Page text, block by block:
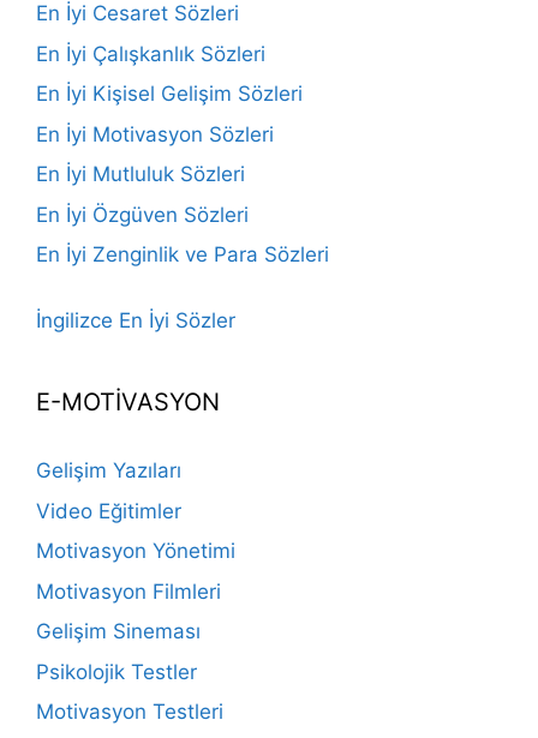
En İyi Cesaret Sözleri
En İyi Çalışkanlık Sözleri
En İyi Kişisel Gelişim Sözleri
En İyi Motivasyon Sözleri
En İyi Mutluluk Sözleri
En İyi Özgüven Sözleri
En İyi Zenginlik ve Para Sözleri
İngilizce En İyi Sözler
E-MOTİVASYON
Gelişim Yazıları
Video Eğitimler
Motivasyon Yönetimi
Motivasyon Filmleri
Gelişim Sineması
Psikolojik Testler
Motivasyon Testleri